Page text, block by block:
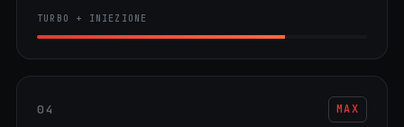
TURBO + INIEZIONE
04 MAX